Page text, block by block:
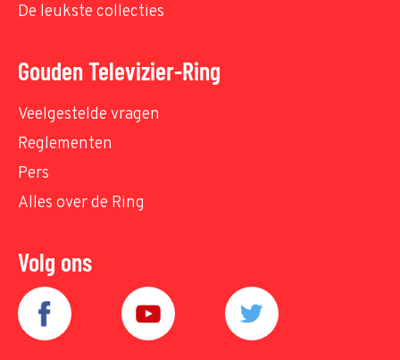
De leukste collecties
Gouden Televizier-Ring
Veelgestelde vragen
Reglementen
Pers
Alles over de Ring
Volg ons